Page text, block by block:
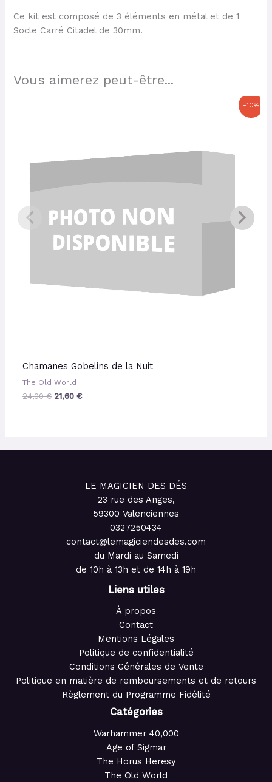
Ce kit est composé de 3 éléments en métal et de 1
Socle Carré Citadel de 30mm.
Vous aimerez peut-être...
-10%
Chamanes Gobelins de la Nuit
The Old World
24,00€ 21,60€
LE MAGICIEN DES DÉS
23 rue des Anges,
59300 Valenciennes
0327250434
contact@lemagiciendesdes.com
du Mardi au Samedi
de 10h à 13h et de 14h à 19h
Liens utiles
À propos
Contact
Mentions Légales
Politique de confidentialité
Conditions Générales de Vente
Politique en matière de remboursements et de retours
Règlement du Programme Fidélité
Catégories
Warhammer 40,000
Age of Sigmar
The Horus Heresy
The Old World